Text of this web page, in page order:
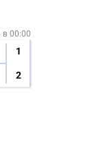
в 00:00
1
2